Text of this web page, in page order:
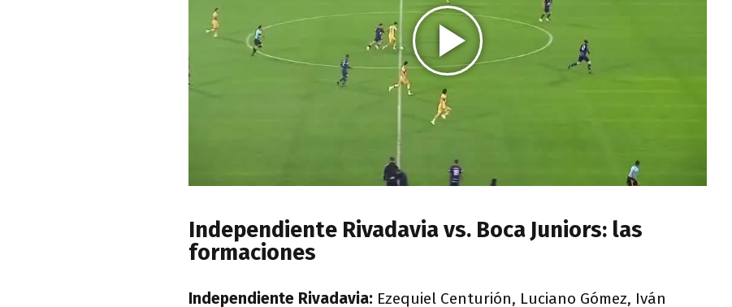
Independiente Rivadavia vs. Boca Juniors: las
formaciones
Independiente Rivadavia: Ezequiel Centurión, Luciano Gómez, Iván